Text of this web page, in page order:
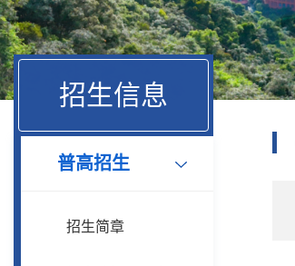
招生信息
普高招生
招生简章